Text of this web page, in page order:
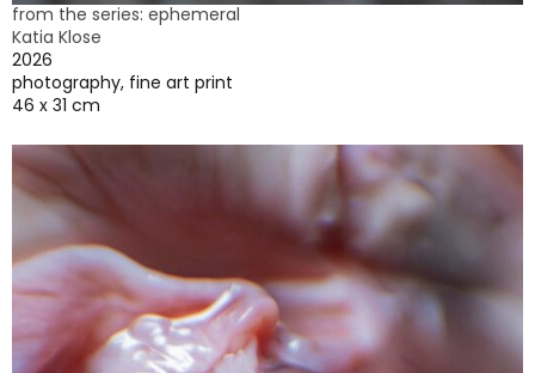
from the series: ephemeral
Katia Klose
2026
photography, fine art print
46 x 31 cm